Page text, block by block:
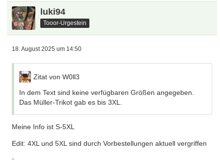
luki94
Tooor-Urgestein
18. August 2025 um 14:50
Zitat von W0ll3
In dem Text sind keine verfügbaren Größen angegeben.
Das Müller-Trikot gab es bis 3XL.
Meine Info ist S-5XL
Edit: 4XL und 5XL sind durch Vorbestellungen aktuell vergriffen